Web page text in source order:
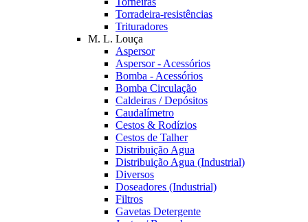
Torradeira-resistências
Trituradores
M. L. Louça
Aspersor
Aspersor - Acessórios
Bomba - Acessórios
Bomba Circulação
Caldeiras / Depósitos
Caudalímetro
Cestos & Rodízios
Cestos de Talher
Distribuição Agua
Distribuição Agua (Industrial)
Diversos
Doseadores (Industrial)
Filtros
Gavetas Detergente